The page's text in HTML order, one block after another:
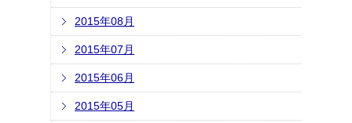
2015年08月
2015年07月
2015年06月
2015年05月